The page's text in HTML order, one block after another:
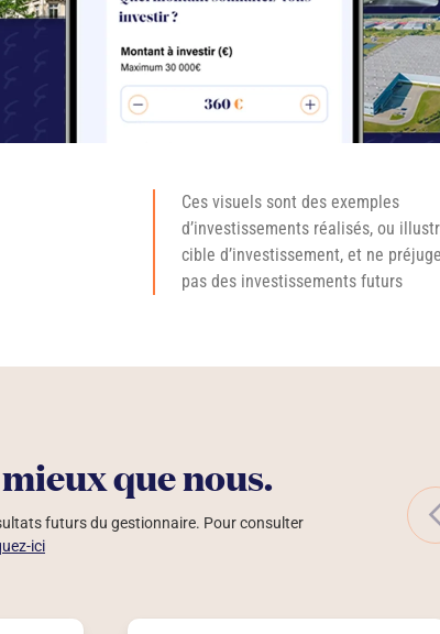
Ces visuels sont des exemples
d’investissements réalisés, ou
cible d’investissement, et ne
pas des investissements futurs
que nous.
futurs du gestionnaire. Pour consulter
ici